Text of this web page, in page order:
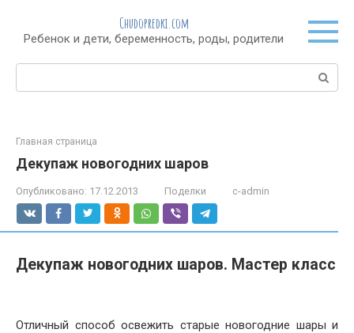
контенту
Chudopredki.com
Ребенок и дети, беременность, роды, родители
Поиск:
Главная страница
Декупаж новогодних шаров
Опубликовано: 17.12.2013 Поделки c-admin
Декупаж новогодних шаров. Мастер класс
Отличный способ освежить старые новогодние шары и